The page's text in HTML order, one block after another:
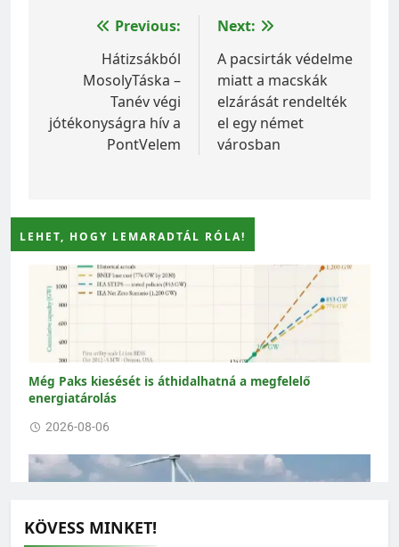
Bejegyzés
navigáció
Previous:
Hátizsákból
MosolyTáska –
Tanév végi
jótékonyságra hív a
PontVelem
Next:
A pacsirták védelme
miatt a macskák
elzárását rendelték
el egy német
városban
LEHET, HOGY LEMARADTÁL RÓLA!
Még Paks kiesését is áthidalhatná a megfelelő
energiatárolás
2026-08-06
KÖVESS MINKET!